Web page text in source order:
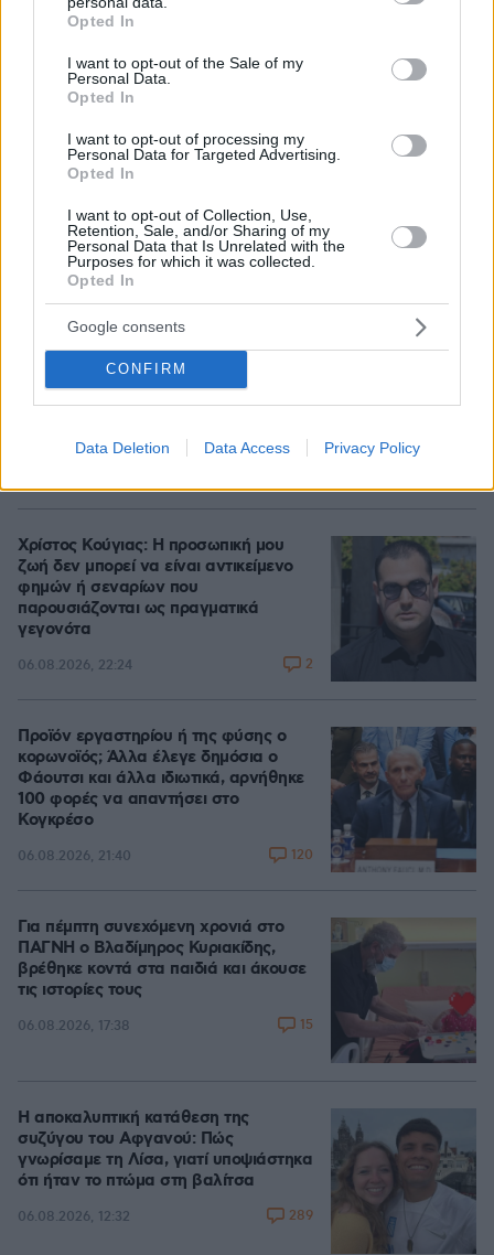
grant or deny consent to Google and its third-party tags to
use your data for below specified purposes in below Google
consent section.
Opted In
I want to opt-out of the Sale of my
Personal Data.
Opted In
I want to opt-out of processing my
Personal Data for Targeted Advertising.
Opted In
I want to opt-out of Collection, Use,
Retention, Sale, and/or Sharing of my
Personal Data that Is Unrelated with the
Purposes for which it was collected.
Opted In
Google consents
CONFIRM
Data Deletion Data Access Privacy Policy
του με τον καρκίνο, μπήκε στο νοσοκομείο για νέα
θεραπεία
06.08.2026, 18:00
Στη ΓΑΔΑ κρατείται η 46χρονη που
κατηγορείται για την επίθεση στη
Marfin, δείτε βίντεο και φωτογραφίες
06.08.2026, 23:17 30
Γιατί δεν έσωσα το κουτάβι: Ο
ερευνητής που κατέγραφε τη
επενέβη, όταν το είδε άρρωστο
Χρίστος Κούγιας: Η προσωπική μου
ζωή δεν μπορεί να είναι αντικείμενο
φημών ή σεναρίων που
παρουσιάζονται ως πραγματικά
γεγονότα
06.08.2026, 22:24 2
Προϊόν εργαστηρίου ή της φύσης ο
κορωνοϊός; Άλλα έλεγε δημόσια ο
Φάουτσι και άλλα ιδιωτικά, αρνήθηκε
100 φορές να απαντήσει στο
Κογκρέσο
06.08.2026, 21:40 120
Για πέμπτη συνεχόμενη χρονιά στο
ΠΑΓΝΗ ο Βλαδίμηρος Κυριακίδης,
βρέθηκε κοντά στα παιδιά και άκουσε
τις ιστορίες τους
06.08.2026, 17:38 15
Η αποκαλυπτική κατάθεση της
συζύγου του Αφγανού: Πώς
γνωρίσαμε τη Λίσα, γιατί υποψιάστηκα
ότι ήταν το πτώμα στη βαλίτσα
06.08.2026, 12:32 289